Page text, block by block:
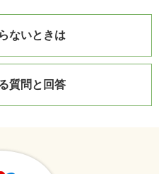
ないときは
質問と回答